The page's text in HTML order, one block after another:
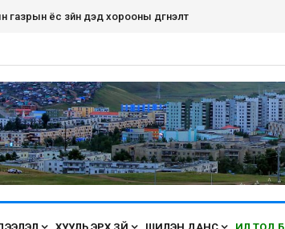
Эрдэнэт хот ирэх бүрт өнгөө засаж, үүдээ нээн угтана аа